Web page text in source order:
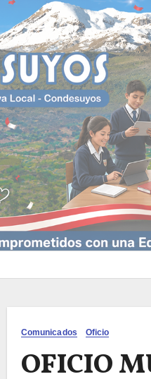
Comunicados Oficio
OFICIO